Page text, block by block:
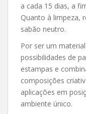
a cada 15 dias, a
Quanto à limpeza,
sabão neutro.
Por ser um
possibilidades de
estampas e
composições
aplicações em
ambiente único.